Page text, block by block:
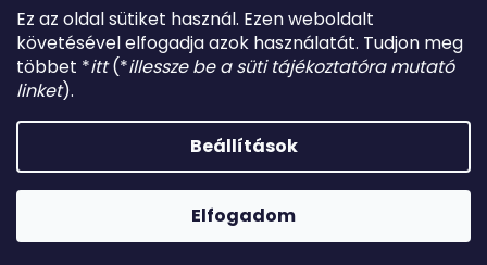
Ez az oldal sütiket használ. Ezen weboldalt
követésével elfogadja azok használatát. Tudjon meg
többet *itt(*illessze be a süti tájékoztatóra mutató
linket).
Beállítások
Elfogadom
+36 70 401 5088
https://www.facebook.com/profile.php?id=61574807
956737
magalfem_2013
Copyright 2026Magaldog állateledel. Minden jog
fenntartva.